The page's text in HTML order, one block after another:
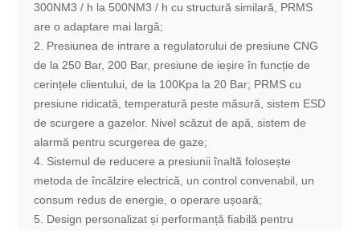
300NM3 / h la 500NM3 / h cu structură similară, PRMS
are o adaptare mai largă;
2. Presiunea de intrare a regulatorului de presiune CNG
de la 250 Bar, 200 Bar, presiune de ieșire în funcție de
cerințele clientului, de la 100Kpa la 20 Bar; PRMS cu
presiune ridicată, temperatură peste măsură, sistem ESD
de scurgere a gazelor. Nivel scăzut de apă, sistem de
alarmă pentru scurgerea de gaze;
4. Sistemul de reducere a presiunii înaltă folosește
metoda de încălzire electrică, un control convenabil, un
consum redus de energie, o operare ușoară;
5. Design personalizat și performanță fiabilă pentru